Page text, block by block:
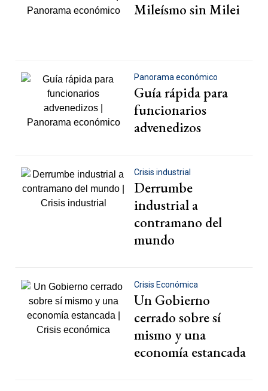
Mileísmo sin Milei
Panorama económico
Guía rápida para
funcionarios
advenedizos
Crisis industrial
Derrumbe
industrial a
contramano del
mundo
Crisis Económica
Un Gobierno
cerrado sobre sí
mismo y una
economía estancada